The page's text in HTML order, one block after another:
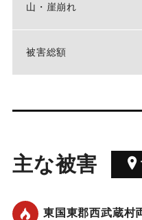
山・崖崩れ
被害総額
主な被害
東国東郡西武蔵村